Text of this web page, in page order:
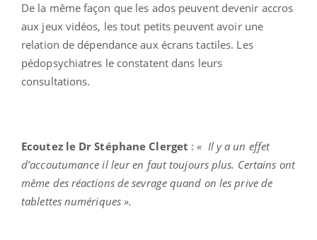
De la même façon que les ados peuvent devenir accros
aux jeux vidéos, les tout petits peuvent avoir une
relation de dépendance aux écrans tactiles. Les
pédopsychiatres le constatent dans leurs
consultations.
Ecoutez le Dr Stéphane Clerget :« Il y a un effet
d’accoutumance il leur en faut toujours plus. Certains ont
même des réactions de sevrage quand on les prive de
tablettes numériques ».